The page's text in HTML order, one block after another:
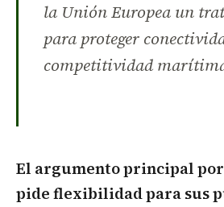
la Unión Europea un
para proteger
competitividad
El argumento principal
pide flexibilidad para sus